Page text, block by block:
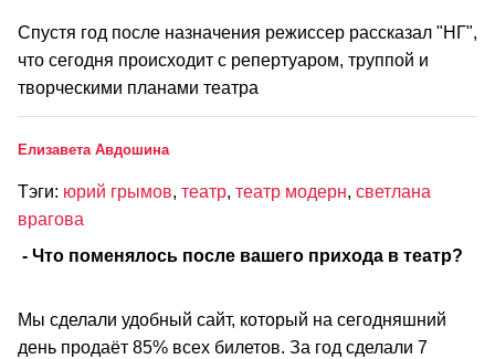
Спустя год после назначения режиссер рассказал "НГ",
что сегодня происходит с репертуаром, труппой и
творческими планами театра
Елизавета Авдошина
Тэги: юрий грымов, театр, театр модерн, светлана
врагова
- Что поменялось после вашего прихода в театр?
Мы сделали удобный сайт, который на сегодняшний
день продаёт 85% всех билетов. За год сделали 7